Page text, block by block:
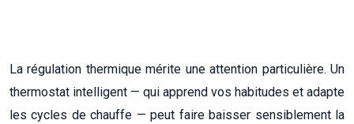
La régulation thermique mérite une attention particulière. Un
thermostat intelligent — qui apprend vos habitudes et adapte
les cycles de chauffe — peut faire baisser sensiblement la